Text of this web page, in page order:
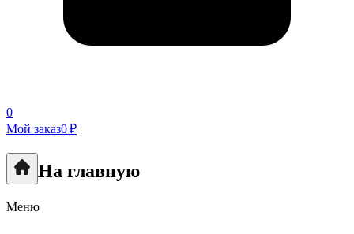
0
Мой заказ0 ₽
На главную
Меню